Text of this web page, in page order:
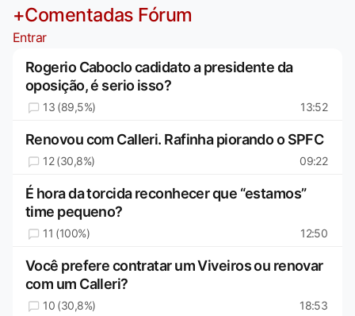
+Comentadas Fórum
Entrar
Rogerio Caboclo cadidato a presidente da
oposição, é serio isso?
13 (89,5%) 13:52
Renovou com Calleri. Rafinha piorando o SPFC
12 (30,8%) 09:22
É hora da torcida reconhecer que “estamos”
time pequeno?
11 (100%) 12:50
Você prefere contratar um Viveiros ou renovar
com um Calleri?
10 (30,8%) 18:53